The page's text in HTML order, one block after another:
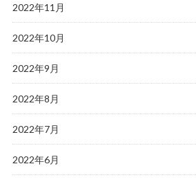
2022年11月
2022年10月
2022年9月
2022年8月
2022年7月
2022年6月